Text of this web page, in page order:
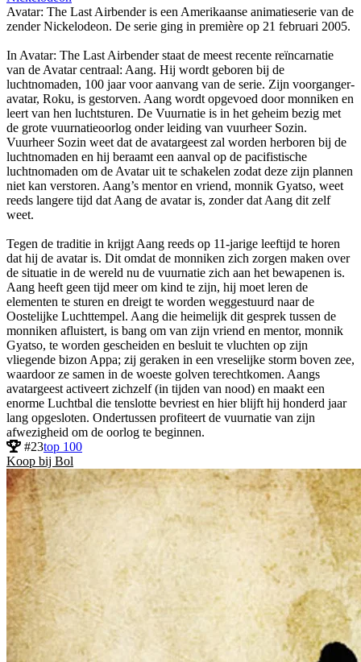
Avatar: The Last Airbender is een Amerikaanse animatieserie van de
zender Nickelodeon. De serie ging in première op 21 februari 2005.
In Avatar: The Last Airbender staat de meest recente reïncarnatie
van de Avatar centraal: Aang. Hij wordt geboren bij de
luchtnomaden, 100 jaar voor aanvang van de serie. Zijn voorganger-
avatar, Roku, is gestorven. Aang wordt opgevoed door monniken en
leert van hen luchtsturen. De Vuurnatie is in het geheim bezig met
de grote vuurnatieoorlog onder leiding van vuurheer Sozin.
Vuurheer Sozin weet dat de avatargeest zal worden herboren bij de
luchtnomaden en hij beraamt een aanval op de pacifistische
luchtnomaden om de Avatar uit te schakelen zodat deze zijn plannen
niet kan verstoren. Aang’s mentor en vriend, monnik Gyatso, weet
reeds langere tijd dat Aang de avatar is, zonder dat Aang dit zelf
weet.
Tegen de traditie in krijgt Aang reeds op 11-jarige leeftijd te horen
dat hij de avatar is. Dit omdat de monniken zich zorgen maken over
de situatie in de wereld nu de vuurnatie zich aan het bewapenen is.
Aang heeft geen tijd meer om kind te zijn, hij moet leren de
elementen te sturen en dreigt te worden weggestuurd naar de
Oostelijke Luchttempel. Aang die heimelijk dit gesprek tussen de
monniken afluistert, is bang om van zijn vriend en mentor, monnik
Gyatso, te worden gescheiden en besluit te vluchten op zijn
vliegende bizon Appa; zij geraken in een vreselijke storm boven zee,
waardoor ze samen in de woeste golven terechtkomen. Aangs
avatargeest activeert zichzelf (in tijden van nood) en maakt een
enorme Luchtbal die tenslotte bevriest en hier blijft hij honderd jaar
lang opgesloten. Ondertussen profiteert de vuurnatie van zijn
afwezigheid om de oorlog te beginnen.
#23top 100
Koop bij Bol